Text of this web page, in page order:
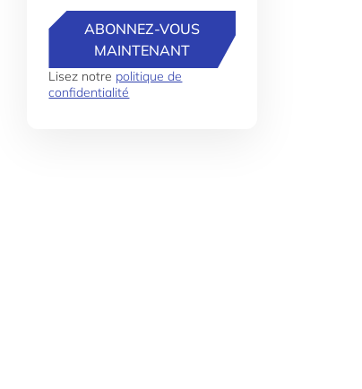
ABONNEZ-VOUS
MAINTENANT
Lisez notre politique de
confidentialité